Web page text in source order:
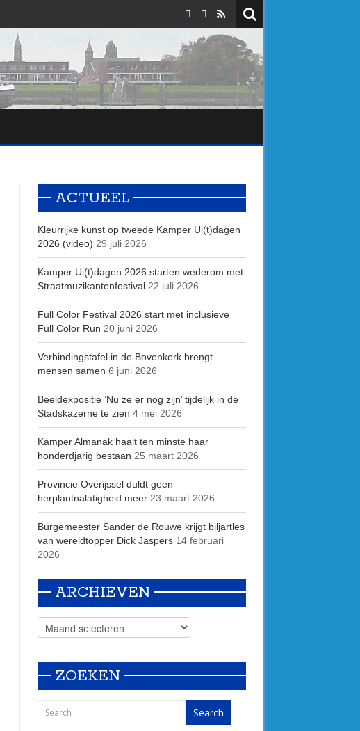
ACTUEEL
Kleurrijke kunst op tweede Kamper Ui(t)dagen
2026 (video) 29 juli 2026
Kamper Ui(t)dagen 2026 starten wederom met
Straatmuzikantenfestival 22 juli 2026
Full Color Festival 2026 start met inclusieve
Full Color Run 20 juni 2026
Verbindingstafel in de Bovenkerk brengt
mensen samen 6 juni 2026
Beeldexpositie ’Nu ze er nog zijn’ tijdelijk in de
Stadskazerne te zien 4 mei 2026
Kamper Almanak haalt ten minste haar
honderdjarig bestaan 25 maart 2026
Provincie Overijssel duldt geen
herplantnalatigheid meer 23 maart 2026
Burgemeester Sander de Rouwe krijgt biljartles
van wereldtopper Dick Jaspers 14 februari
2026
ARCHIEVEN
ZOEKEN